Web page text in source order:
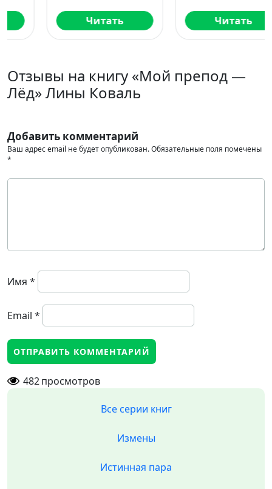
Читать Читать
Отзывы на книгу «Мой препод —
Лёд» Лины Коваль
Добавить комментарий
Ваш адрес email не будет опубликован.Обязательные поля помечены
*
Имя *
Email *
482просмотров
Все серии книг
Измены
Истинная пара